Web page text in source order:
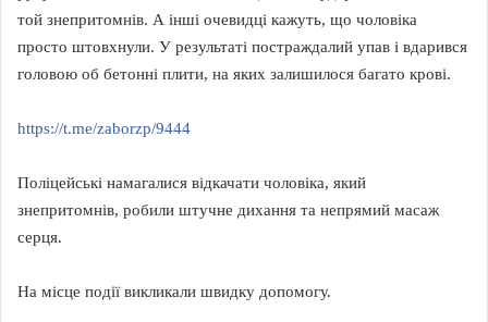
той знепритомнів. А інші очевидці кажуть, що чоловіка
просто штовхнули. У результаті постраждалий упав і вдарився
головою об бетонні плити, на яких залишилося багато крові.
https://t.me/zaborzp/9444
Поліцейські намагалися відкачати чоловіка, який
знепритомнів, робили штучне дихання та непрямий масаж
серця.
На місце події викликали швидку допомогу.